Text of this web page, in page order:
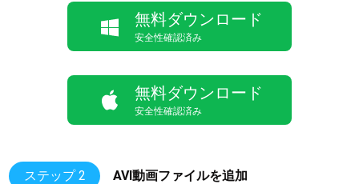
無料ダウンロード
安全性確認済み
無料ダウンロード
安全性確認済み
ステップ 2 AVI動画ファイルを追加